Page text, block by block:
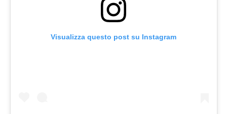
Visualizza questo post su Instagram